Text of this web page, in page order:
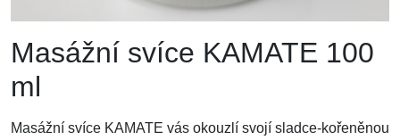
Masážní svíce KAMATE 100
ml
Masážní svíce KAMATE vás okouzlí svojí sladce-kořeněnou